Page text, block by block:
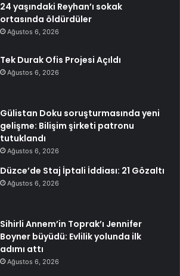
24 yaşındaki Reyhan’ı sokak
ortasında öldürdüler
Ağustos 6, 2026
Tek Durak Ofis Projesi Açıldı
Ağustos 6, 2026
Gülistan Doku soruşturmasında yeni
gelişme: Bilişim şirketi patronu
tutuklandı
Ağustos 6, 2026
Düzce’de Staj İptali İddiası: 21 Gözaltı
Ağustos 6, 2026
Sihirli Annem’in Toprak’ı Jennifer
Boyner büyüdü: Evlilik yolunda ilk
adımı attı
Ağustos 6, 2026